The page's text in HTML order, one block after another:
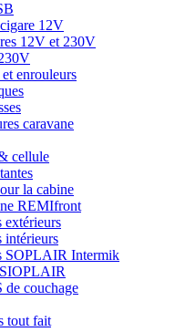
12V
12V et 230V
enrouleurs
caravane
cellule
la cabine
REMIfront
extérieurs
intérieurs
SOPLAIR Intermik
couchage
tout fait